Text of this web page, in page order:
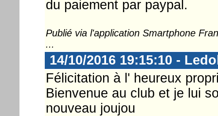
du paiement par paypal.
Publié via l'application Smartphone
...
14/10/2016 19:15:10 -
Félicitation à l' heureux
Bienvenue au club et je lui
nouveau joujou